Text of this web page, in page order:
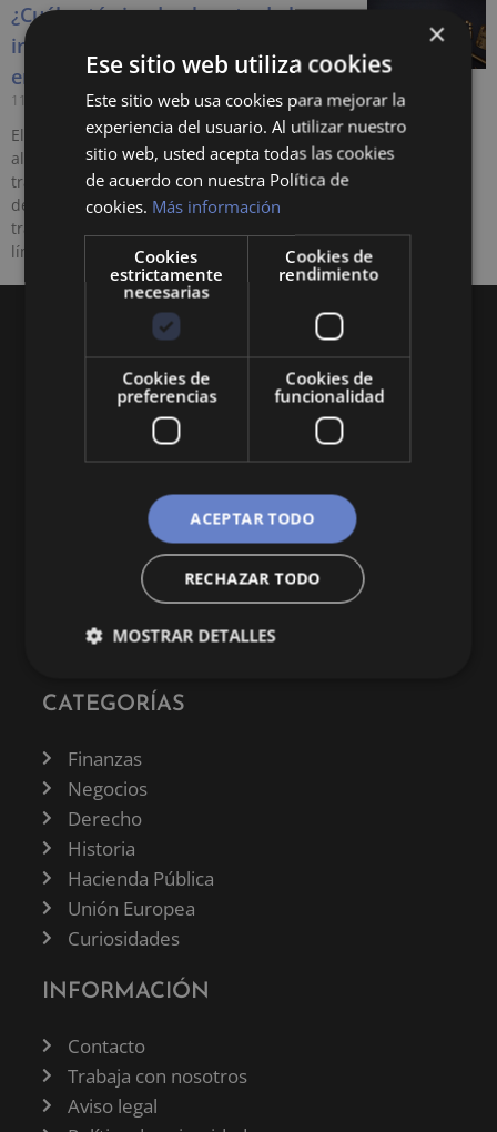
¿Cuál está siendo el coste de la
irresponsabilidad de la sociedad
en la pandemia?
11 agosto, 2020No hay comentarios
El Coronavirus llegó a nuestras vidas hace
algunos meses, y desde entonces ha
transformado nuestra manera de percibir,
de ver, de relacionarnos con los demás, y de
trabajar. Ha modificado todo, incluso los
límites que nos imponíamos como
Queremos mantenerte al día en temas de
y curiosidades sobre todo lo relacionado con la
economía y empresa.
CATEGORÍAS
Finanzas
Negocios
Derecho
Historia
Hacienda Pública
Unión Europea
Curiosidades
INFORMACIÓN
Contacto
Trabaja con nosotros
Aviso legal
×
Ese sitio web utiliza cookies
Este sitio web usa cookies para mejorar la
experiencia del usuario. Al utilizar nuestro
sitio web, usted acepta todas las cookies
de acuerdo con nuestra Política de
cookies. Más información
Cookies
estrictamente
necesarias
Cookies de
rendimiento
Cookies de
preferencias
Cookies de
funcionalidad
ACEPTAR TODO
RECHAZAR TODO
MOSTRAR DETALLES